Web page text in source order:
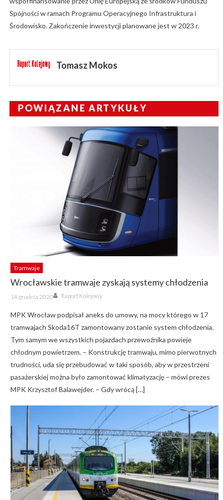
Spójności w ramach Programu Operacyjnego Infrastruktura i
Środowisko. Zakończenie inwestycji planowane jest w 2023 r.
Tomasz Mokos
POWIĄZANE ARTYKUŁY
Tramwaje
Wrocławskie tramwaje zyskają systemy chłodzenia
Posted
on
14 grudnia 2020 Author
Raport Kolejowy
MPK Wrocław podpisał aneks do umowy, na mocy którego w 17
tramwajach Skoda16T zamontowany zostanie system chłodzenia.
Tym samym we wszystkich pojazdach przewoźnika powieje
chłodnym powietrzem. – Konstrukcję tramwaju, mimo pierwotnych
trudności, uda się przebudować w taki sposób, aby w przestrzeni
pasażerskiej można było zamontować klimatyzację – mówi prezes
MPK Krzysztof Balawejder. – Gdy wrócą […]